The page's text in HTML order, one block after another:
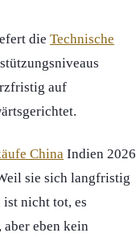
die Technische
auf
China Indien 2026
sie sich langfristig
nicht tot, es
eben kein